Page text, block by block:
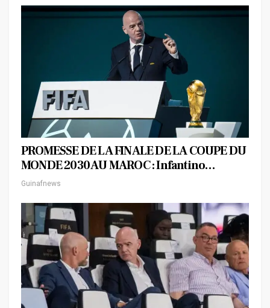
PROMESSE DE LA FINALE DE LA COUPE DU
MONDE 2030 AU MAROC : Infantino…
Guinafnews